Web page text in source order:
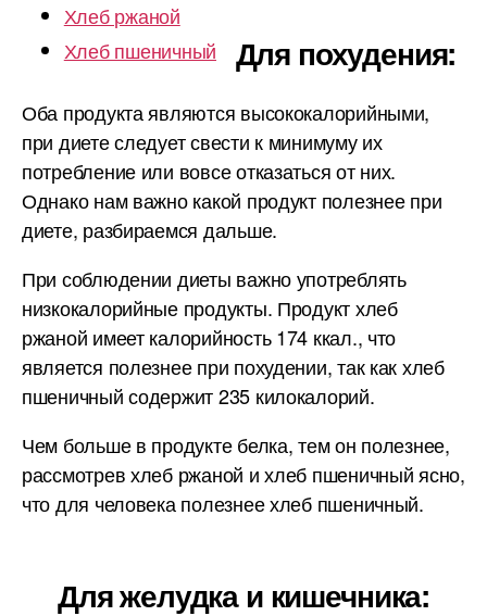
Хлеб ржаной
Хлеб пшеничный
Для похудения:
Оба продукта являются высококалорийными,
при диете следует свести к минимуму их
потребление или вовсе отказаться от них.
Однако нам важно какой продукт полезнее при
диете, разбираемся дальше.
При соблюдении диеты важно употреблять
низкокалорийные продукты. Продукт хлеб
ржаной имеет калорийность 174 ккал., что
является полезнее при похудении, так как хлеб
пшеничный содержит 235 килокалорий.
Чем больше в продукте белка, тем он полезнее,
рассмотрев хлеб ржаной и хлеб пшеничный ясно,
что для человека полезнее хлеб пшеничный.
Для желудка и кишечника: